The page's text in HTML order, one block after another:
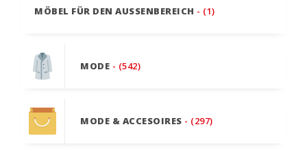
MÖBEL FÜR DEN AUSSENBEREICH - (1)
MODE - (542)
MODE & ACCESOIRES - (297)